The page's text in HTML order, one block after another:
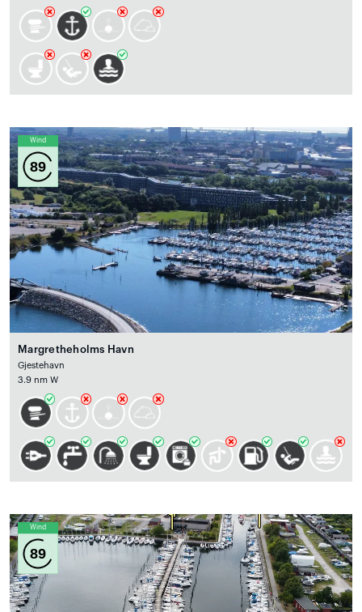
Wind
89
Margretheholms Havn
Gjestehavn
3.9 nm W
Wind
89